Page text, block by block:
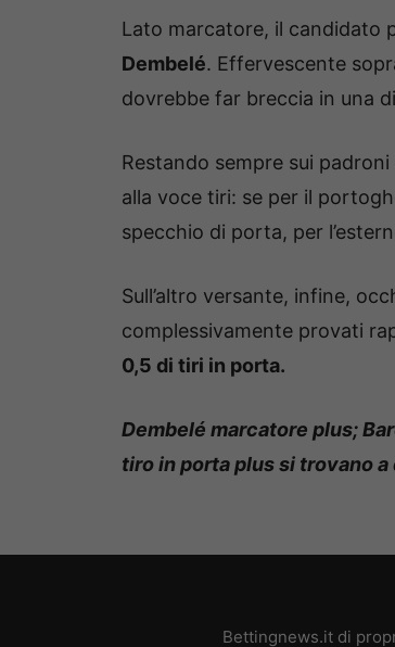
Lato marcatore, il candidato
Dembelé. Effervescente
dovrebbe far breccia in una
Restando sempre sui padroni
alla voce tiri: se per il
specchio di porta, per
Sull’altro versante, infine,
complessivamente provati
0,5 di tiri in porta.
Dembelé marcatore plus;
tiro in porta plus si trovano
Bettingnews.it di